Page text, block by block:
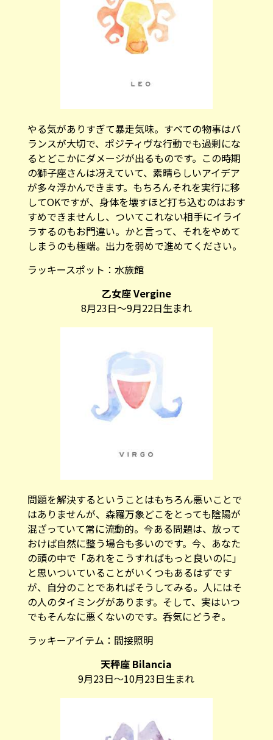
やる気がありすぎて暴走気味。すべての物事はバ
ランスが大切で、ポジティヴな行動でも過剰にな
るとどこかにダメージが出るものです。この時期
の獅子座さんは冴えていて、素晴らしいアイデア
が多々浮かんできます。もちろんそれを実行に移
してOKですが、身体を壊すほど打ち込むのはおす
すめできませんし、ついてこれない相手にイライ
ラするのもお門違い。かと言って、それをやめて
しまうのも極端。出力を弱めで進めてください。
ラッキースポット： 水族館
乙女座 Vergine
8月23日～9月22日生まれ
問題を解決するということはもちろん悪いことで
はありませんが、森羅万象どこをとっても陰陽が
混ざっていて常に流動的。今ある問題は、放って
おけば自然に整う場合も多いのです。今、あなた
の頭の中で「あれをこうすればもっと良いのに」
と思いついていることがいくつもあるはずです
が、自分のことであればそうしてみる。人にはそ
の人のタイミングがあります。そして、実はいつ
でもそんなに悪くないのです。呑気にどうぞ。
ラッキーアイテム： 間接照明
天秤座 Bilancia
9月23日～10月23日生まれ